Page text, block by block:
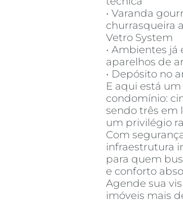
• Varanda
churrasqueira
Vetro System
• Ambientes
aparelhos de
• Depósito no
E aqui está
condomínio:
sendo três em
um privilégio
Com
infraestrutura
para quem
e conforto
Agende sua
imóveis mais